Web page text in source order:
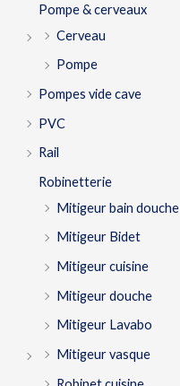
Pompe & cerveaux
Cerveau
Pompe
Pompes vide cave
PVC
Rail
Robinetterie
Mitigeur bain douche
Mitigeur Bidet
Mitigeur cuisine
Mitigeur douche
Mitigeur Lavabo
Mitigeur vasque